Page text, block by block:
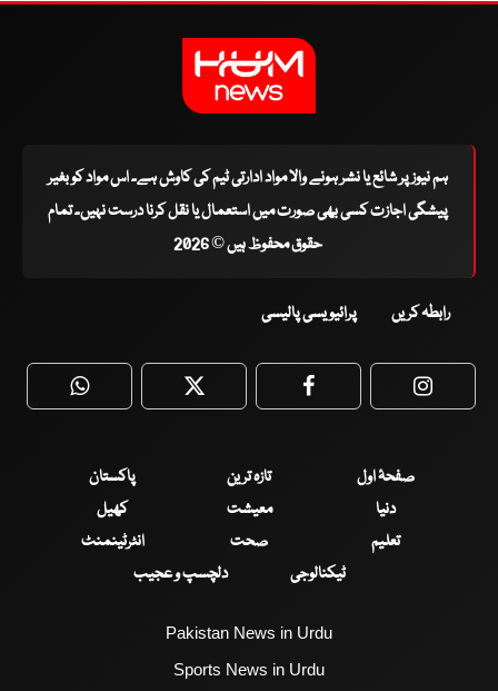
ہم نیوز پر شائع یا نشر ہونے والا مواد ادارتی ٹیم کی کاوش ہے۔ اس مواد کو بغیر
پیشگی اجازت کسی بھی صورت میں استعمال یا نقل کرنا درست نہیں۔ تمام
حقوق محفوظ ہیں © 2026
رابطہ کریں پرائیویسی پالیسی
WhatsApp Twitter Facebook
صفحۂ اول تازہ ترین
پاکستان
دنیا
معیشت
کھیل
تعلیم
صحت
انٹرٹینمنٹ
ٹیکنالوجی
دلچسپ و عجیب
Pakistan News in Urdu
Sports News in Urdu